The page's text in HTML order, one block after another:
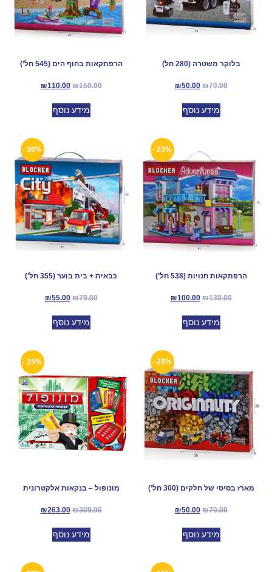
בלוקר משטרה (280 חל)
₪70.00
₪50.00
מידע נוסף
הרפתקאות בחוף הים (545 חל’)
₪150.00
₪110.00
מידע נוסף
23% -
הרפתקאות חנויות (538 חל’)
₪130.00
₪100.00
מידע נוסף
30% -
כבאית + בית בוער (355 חל’)
₪79.00
₪55.00
מידע נוסף
29% -
מארז בסיסי של חלקים (300 חל’)
₪70.00
₪50.00
מידע נוסף
15% -
מונופול – בנקאות אלקטרונית
₪309.90
₪263.00
מידע נוסף